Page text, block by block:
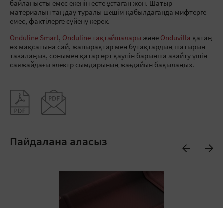
байланысты емес екенін есте ұстаған жөн. Шатыр
материалын таңдау туралы шешім қабылдағанда мифтерге
емес, фактілерге сүйену керек.
Onduline Smart, Onduline тақтайшалары және Onduvilla қатаң
өз мақсатына сай, жапырақтар мен бұтақтардың шатырын
тазалаңыз, сонымен қатар өрт қаупін барынша азайту үшін
саяжайдағы электр сымдарының жағдайын бақылаңыз.
Пайдалана аласыз